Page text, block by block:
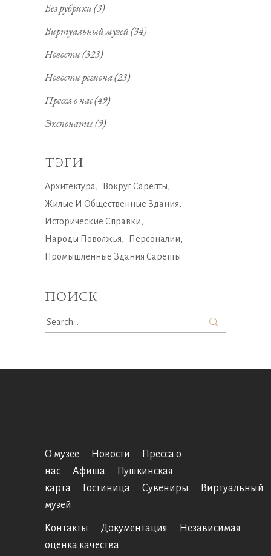
Без рубрики(3)
Виртуальный музей(34)
Новости(323)
Новости региона(23)
Пресса о нас(49)
Экспонаты(9)
ТЭГИ
Архитектура
Вокруг Сарепты
Жилые И Общественные Здания
Исторические Справки
Народы Поволжья
Персоналии
Промышленные Здания Сарепты
ПОИСК
Search
О музее Новости
Пресса о
нас
Афиша
Пушкинская
карта
Гостиница Сувениры
Виртуальный
музей
Контакты Документация
Независимая
оценка качества